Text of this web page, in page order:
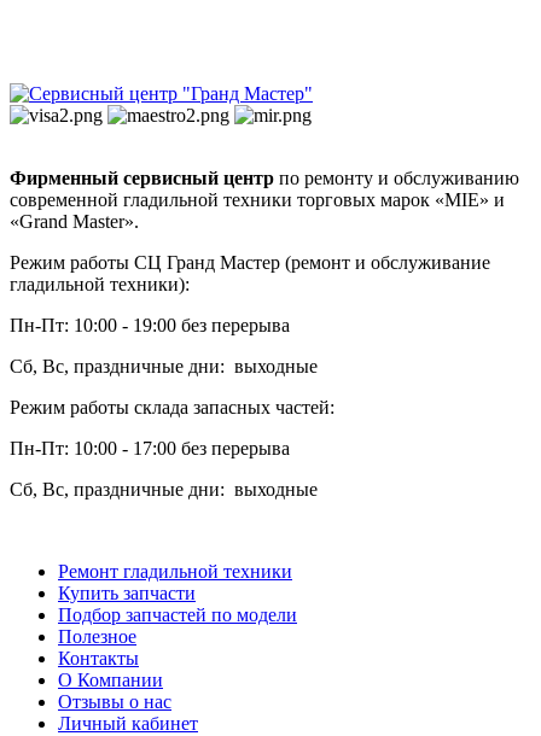
Фирменный сервисный центр по ремонту и обслуживанию
современной гладильной техники торговых марок «MIE» и
«Grand Master».
Режим работы СЦ Гранд Мастер (ремонт и обслуживание
гладильной техники):
Пн-Пт: 10:00 - 19:00 без перерыва
Сб, Вс, праздничные дни: выходные
Режим работы склада запасных частей:
Пн-Пт: 10:00 - 17:00 без перерыва
Сб, Вс, праздничные дни: выходные
Ремонт гладильной техники
Купить запчасти
Подбор запчастей по модели
Полезное
Контакты
О Компании
Отзывы о нас
Личный кабинет